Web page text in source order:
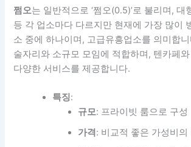
쩜오는 일반적으로 ‘쩜오(0.5)’로 불리며, 대
등 각 업소마다 다르지만 현재에 가장 많이
소 중에 하나이며, 고급유흥업소를 의미합
술자리와 소규모 모임에 적합하며, 텐카페
다양한 서비스를 제공합니다.
특징:
규모: 프라이빗 룸으로 구성
가격 : 비교적 좋은 가성비의